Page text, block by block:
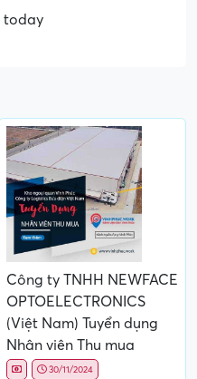
today
Công ty TNHH NEWFACE
OPTOELECTRONICS
(Việt Nam) Tuyển dụng
Nhân viên Thu mua
30/11/2024